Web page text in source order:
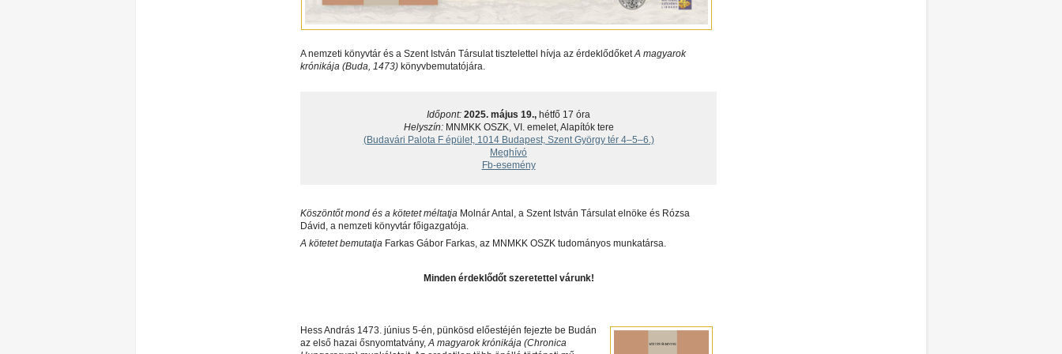
A nemzeti könyvtár és a Szent István Társulat tisztelettel hívja az érdeklődőketA magyarok
krónikája (Buda, 1473) könyvbemutatójára.
Időpont: 2025. május 19., hétfő 17 óra
Helyszín: MNMKK OSZK, VI. emelet, Alapítók tere
(Budavári Palota F épület, 1014 Budapest, Szent György tér 4–5–6.)
Meghívó
Fb-esemény
Köszöntőt mond és a kötetet méltatja Molnár Antal, a Szent István Társulat elnöke és Rózsa
Dávid, a nemzeti könyvtár főigazgatója.
A kötetet bemutatja Farkas Gábor Farkas, az MNMKK OSZK tudományos munkatársa.
Minden érdeklődőt szeretettel várunk!
Hess András 1473. június 5-én, pünkösd előestéjén fejezte be Budán
az első hazai ősnyomtatvány,A magyarok krónikája (Chronica